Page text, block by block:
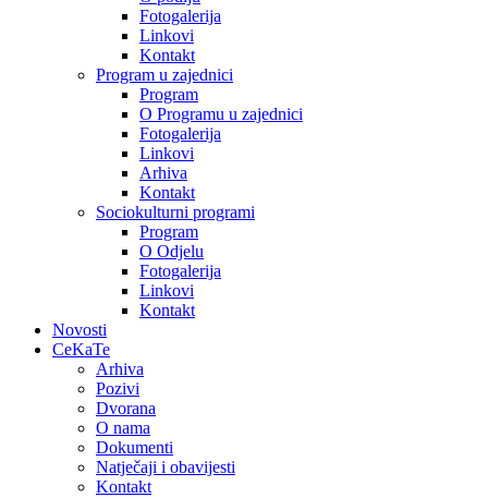
Fotogalerija
Linkovi
Kontakt
Program u zajednici
Program
O Programu u zajednici
Fotogalerija
Linkovi
Arhiva
Kontakt
Sociokulturni programi
Program
O Odjelu
Fotogalerija
Linkovi
Kontakt
Novosti
CeKaTe
Arhiva
Pozivi
Dvorana
O nama
Dokumenti
Natječaji i obavijesti
Kontakt